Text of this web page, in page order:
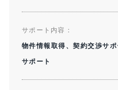
サポート内容：​
物件情報取得、契約交渉サ
サポート